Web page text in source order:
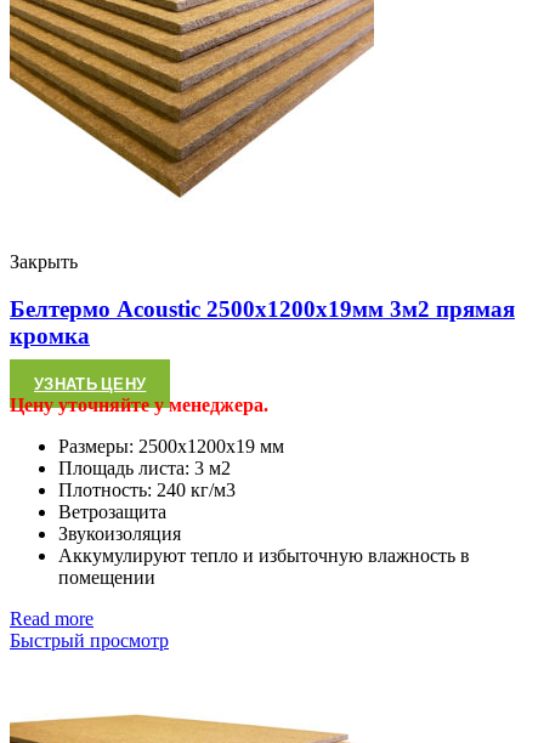
Закрыть
Белтермо Acoustic 2500х1200х19мм 3м2 прямая
кромка
УЗНАТЬ ЦЕНУ
Цену уточняйте у менеджера.
Размеры: 2500х1200х19 мм
Площадь листа: 3 м2
Плотность: 240 кг/м3
Ветрозащита
Звукоизоляция
Аккумулируют тепло и избыточную влажность в
помещении
Read more
Быстрый просмотр